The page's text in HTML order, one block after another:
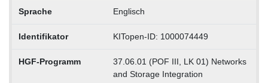
Sprache Englisch
Identifikator KITopen-ID: 1000074449
HGF-Programm
37.06.01 (POF III, LK 01) Networks
and Storage Integration